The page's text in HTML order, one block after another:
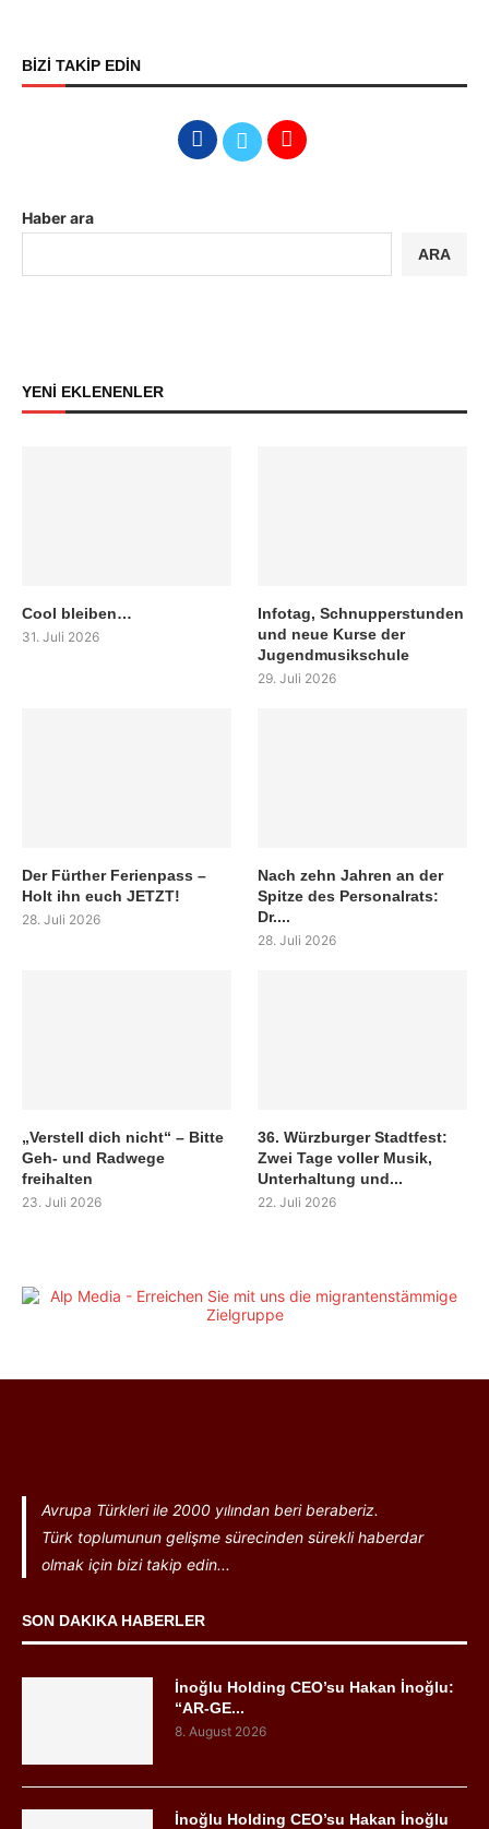
BİZİ TAKİP EDİN
Haber ara
ARA
YENİ EKLENENLER
Cool bleiben…
31. Juli 2026
Infotag, Schnupperstunden
und neue Kurse der
Jugendmusikschule
29. Juli 2026
Der Fürther Ferienpass –
Holt ihn euch JETZT!
28. Juli 2026
Nach zehn Jahren an der
Spitze des Personalrats:
Dr....
28. Juli 2026
„Verstell dich nicht“ – Bitte
Geh- und Radwege
freihalten
23. Juli 2026
36. Würzburger Stadtfest:
Zwei Tage voller Musik,
Unterhaltung und...
22. Juli 2026
Avrupa Türkleri ile 2000 yılından beri beraberiz.
Türk toplumunun gelişme sürecinden sürekli haberdar
olmak için bizi takip edin...
SON DAKIKA HABERLER
İnoğlu Holding CEO’su Hakan İnoğlu:
“AR-GE...
8. August 2026
İnoğlu Holding CEO’su Hakan İnoğlu